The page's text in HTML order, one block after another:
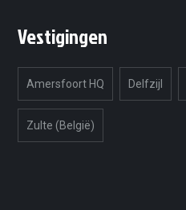
Vestigingen
Amersfoort HQ Delfzijl
Zulte (België)